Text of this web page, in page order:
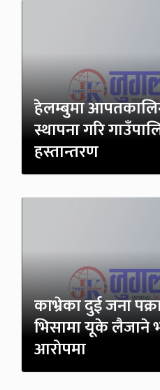
हेलम्बुमा
स्थापना गरि
हस्तान्तरण
काभ्रेका दुई जना
भिसामा यूके लैजाने
आरोपमा